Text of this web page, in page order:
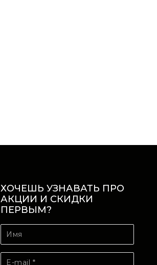
ХОЧЕШЬ УЗНАВАТЬ ПРО
АКЦИИ И СКИДКИ
ПЕРВЫМ?